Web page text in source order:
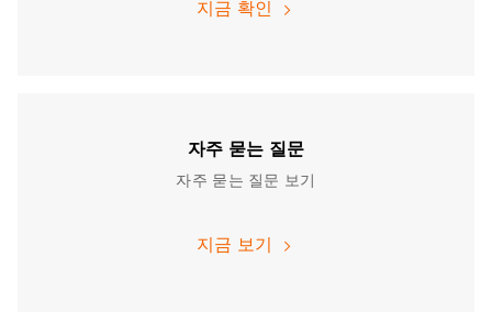
지금 확인
자주 묻는 질문
자주 묻는 질문 보기
지금 보기